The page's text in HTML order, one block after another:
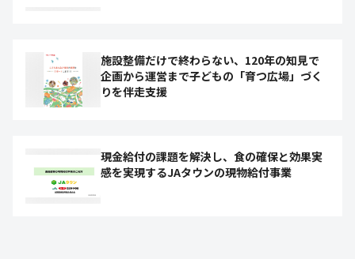
施設整備だけで終わらない、120年の知見で
企画から運営まで子どもの「育つ広場」づく
りを伴走支援
現金給付の課題を解決し、食の確保と効果実
感を実現するJAタウンの現物給付事業